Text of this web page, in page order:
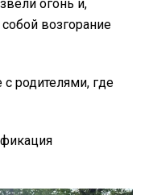
огонь и,
возгорание
родителями, где